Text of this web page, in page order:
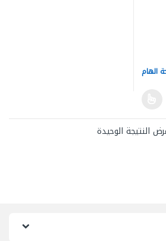
(رئحة الهام
لهذا المنتج. يمكن اختيار
النتيجة الوحيدة